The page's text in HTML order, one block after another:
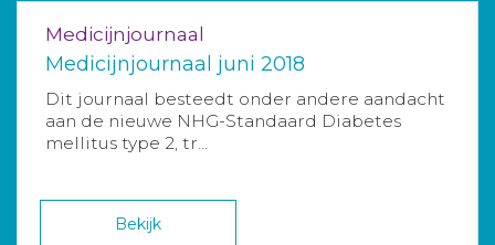
Medicijnjournaal
Medicijnjournaal juni 2018
Dit journaal besteedt onder andere aandacht
aan de nieuwe NHG-Standaard Diabetes
mellitus type 2, tr...
Bekijk